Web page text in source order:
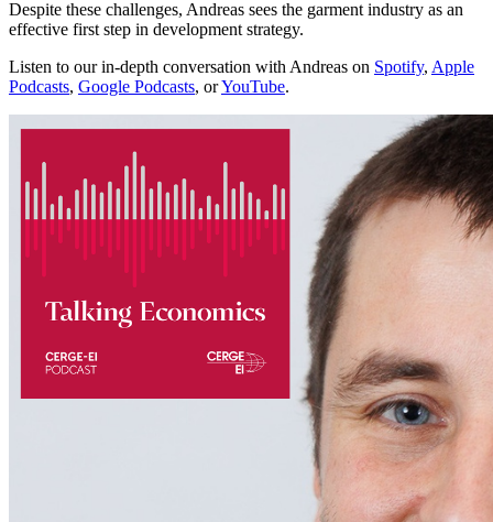
Despite these challenges, Andreas sees the garment industry as an
effective first step in development strategy.
Listen to our in-depth conversation with Andreas on Spotify, Apple
Podcasts, Google Podcasts, orYouTube.